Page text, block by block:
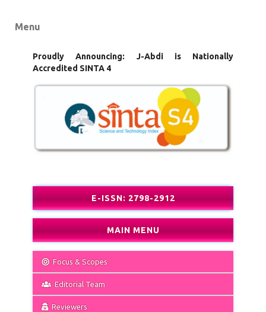
Menu
Proudly Announcing: J-Abdi is Nationally
Accredited SINTA 4
E-ISSN: 2798-2912
MAIN MENU
Focus & Scopes
Editorial Team
Reviewers